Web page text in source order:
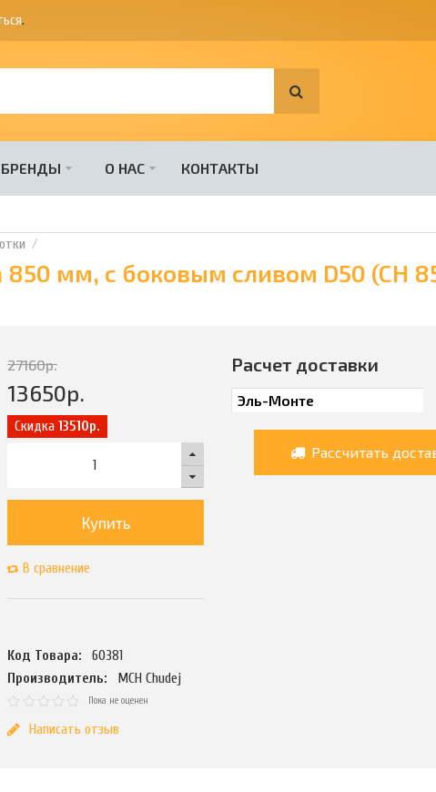
.
БРЕНДЫ О НАС КОНТАКТЫ
850 мм, с боковым сливом D50 (CH
27160р.
13650р.
Скидка13510р.
Купить
В сравнение
Код Товара:
60381
Производитель:
MCH Chudej
Пока не оценен
Написать отзыв
Расчет доставки
Рассчитать